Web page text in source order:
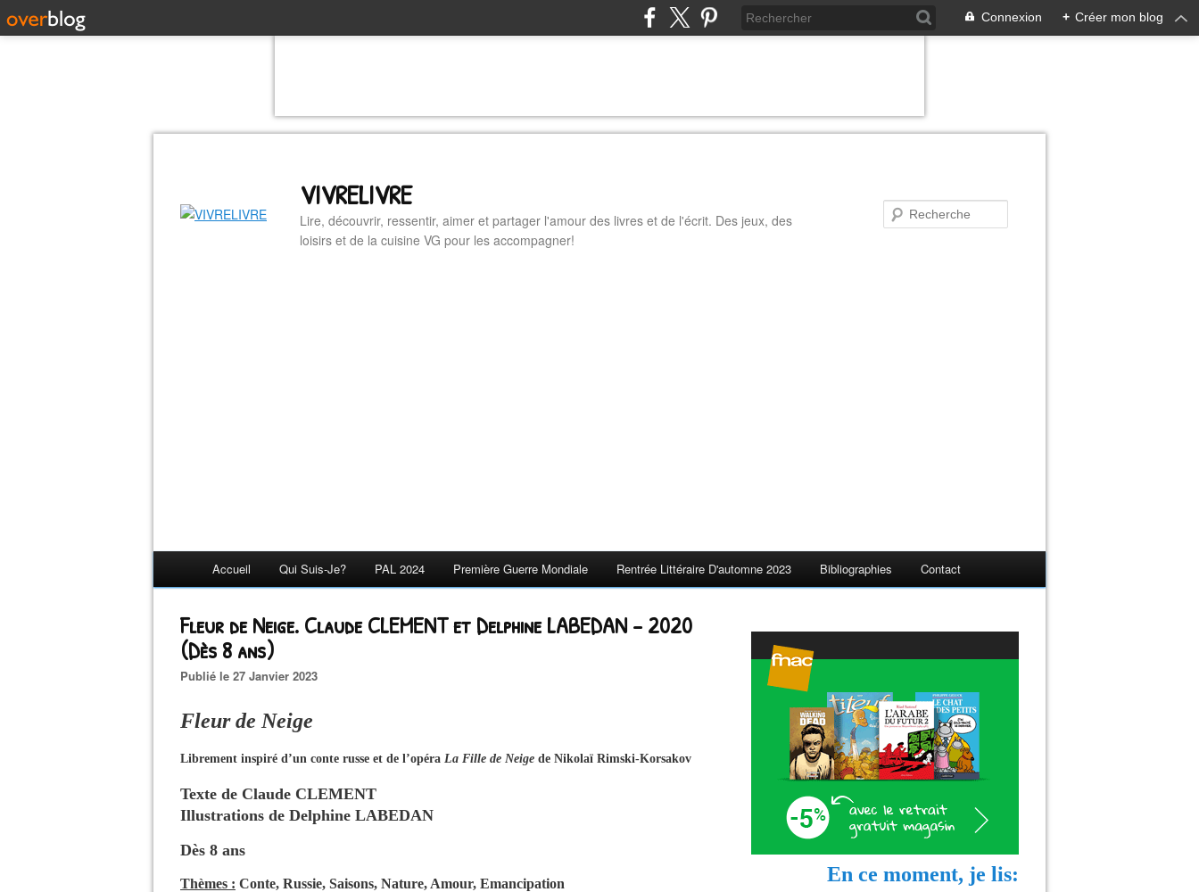
Connexion + Créer mon blog
VIVRELIVRE
Lire, découvrir, ressentir, aimer et partager l'amour des livres et de l'écrit. Des jeux, des
loisirs et de la cuisine VG pour les accompagner!
Accueil Qui Suis-Je? PAL 2024 Première Guerre Mondiale Rentrée Littéraire D'automne 2023 Bibliographies Contact
Fleur de Neige. Claude CLEMENT et Delphine LABEDAN – 2020
(Dès 8 ans)
Publié le 27 Janvier 2023
Fleur de Neige
Librement inspiré d’un conte russe et de l’opéra La Fille de Neige de Nikolaï Rimski-Korsakov
Texte de Claude CLEMENT
Illustrations de Delphine LABEDAN
Dès 8 ans
Thèmes : Conte, Russie, Saisons, Nature, Amour, Emancipation En ce moment, je lis: